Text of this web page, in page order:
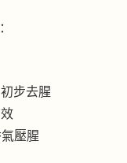
步去腥
壓腥